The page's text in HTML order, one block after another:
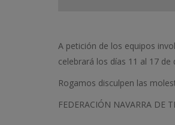
A petición de los equipos
celebrará los días 11 al 17
Rogamos disculpen las
FEDERACIÓN NAVARRA DE